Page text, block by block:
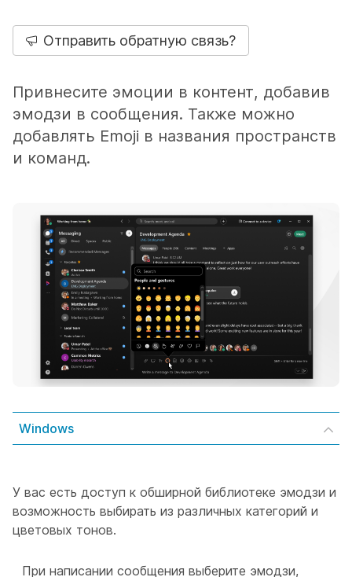
Отправить обратную связь?
Привнесите эмоции в контент, добавив
эмодзи в сообщения. Также можно
добавлять Emoji в названия пространств
и команд.
Windows
У вас есть доступ к обширной библиотеке эмодзи и
возможность выбирать из различных категорий и
цветовых тонов.
При написании сообщения выберите эмодзи,